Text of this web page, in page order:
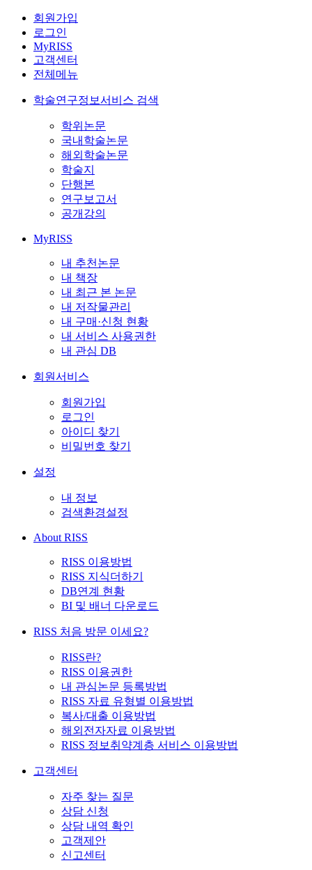
회원가입
로그인
MyRISS
고객센터
전체메뉴
학술연구정보서비스 검색
학위논문
국내학술논문
해외학술논문
학술지
단행본
연구보고서
공개강의
MyRISS
내 추천논문
내 책장
내 최근 본 논문
내 저작물관리
내 구매·신청 현황
내 서비스 사용권한
내 관심 DB
회원서비스
회원가입
로그인
아이디 찾기
비밀번호 찾기
설정
내 정보
검색환경설정
About RISS
RISS 이용방법
RISS 지식더하기
DB연계 현황
BI 및 배너 다운로드
RISS 처음 방문 이세요?
RISS란?
RISS 이용권한
내 관심논문 등록방법
RISS 자료 유형별 이용방법
복사/대출 이용방법
해외전자자료 이용방법
RISS 정보취약계층 서비스 이용방법
고객센터
자주 찾는 질문
상담 신청
상담 내역 확인
고객제안
신고센터